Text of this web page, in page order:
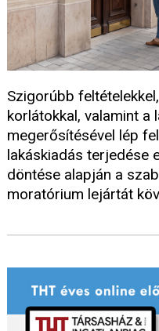
Szigorúbb
korlátokkal, valamint a
megerősítésével lép
lakáskiadás terjedése
döntése alapján a
moratórium lejártát